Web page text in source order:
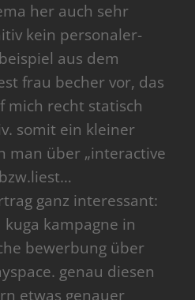
her auch sehr
kein personaler-
aus dem
frau becher vor, das
mich recht statisch
somit ein kleiner
man über „interactive
ganz interessant:
kampagne in
bewerbung über
genau diesen
etwas genauer